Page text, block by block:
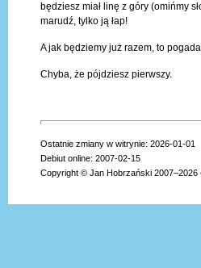
będziesz miał linę z góry (omińmy
marudź, tylko ją łap!
A jak będziemy już razem, to
Chyba, że pójdziesz pierwszy.
Ostatnie zmiany w witrynie: 2026-01-01
Debiut online: 2007-02-15
Copyright © Jan Hobrzański 2007–2026